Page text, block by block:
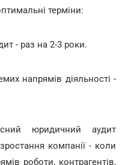
терміни:
- раз на 2-3 роки.
напрямів діяльності -
юридичний аудит
компанії - коли
роботи, контрагентів,